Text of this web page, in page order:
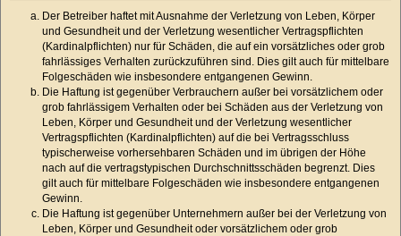
Der Betreiber haftet mit Ausnahme der Verletzung von Leben, Körper
und Gesundheit und der Verletzung wesentlicher Vertragspflichten
(Kardinalpflichten) nur für Schäden, die auf ein vorsätzliches oder grob
fahrlässiges Verhalten zurückzuführen sind. Dies gilt auch für mittelbare
Folgeschäden wie insbesondere entgangenen Gewinn.
Die Haftung ist gegenüber Verbrauchern außer bei vorsätzlichem oder
grob fahrlässigem Verhalten oder bei Schäden aus der Verletzung von
Leben, Körper und Gesundheit und der Verletzung wesentlicher
Vertragspflichten (Kardinalpflichten) auf die bei Vertragsschluss
typischerweise vorhersehbaren Schäden und im übrigen der Höhe
nach auf die vertragstypischen Durchschnittsschäden begrenzt. Dies
gilt auch für mittelbare Folgeschäden wie insbesondere entgangenen
Gewinn.
Die Haftung ist gegenüber Unternehmern außer bei der Verletzung von
Leben, Körper und Gesundheit oder vorsätzlichem oder grob